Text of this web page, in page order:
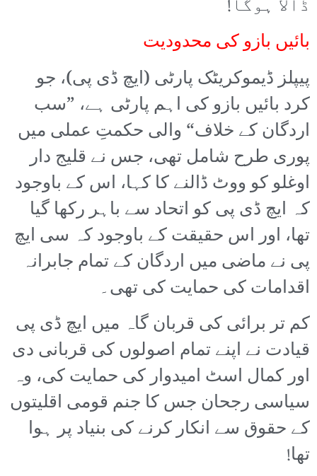
ڈالا ہوگا!
بائیں بازو کی محدودیت
پیپلز ڈیموکریٹک پارٹی (ایچ ڈی پی)، جو
کرد بائیں بازو کی اہم پارٹی ہے، ”سب
اردگان کے خلاف“ والی حکمتِ عملی میں
پوری طرح شامل تھی، جس نے قلیج دار
اوغلو کو ووٹ ڈالنے کا کہا، اس کے باوجود
کہ ایچ ڈی پی کو اتحاد سے باہر رکھا گیا
تھا، اور اس حقیقت کے باوجود کہ سی ایچ
پی نے ماضی میں اردگان کے تمام جابرانہ
اقدامات کی حمایت کی تھی۔
کم تر برائی کی قربان گاہ میں ایچ ڈی پی
قیادت نے اپنے تمام اصولوں کی قربانی دی
اور کمال اسٹ امیدوار کی حمایت کی، وہ
سیاسی رجحان جس کا جنم قومی اقلیتوں
کے حقوق سے انکار کرنے کی بنیاد پر ہوا
تھا!